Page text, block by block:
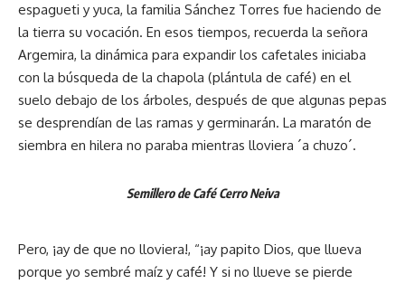
espagueti y yuca, la familia Sánchez Torres fue haciendo de
la tierra su vocación. En esos tiempos, recuerda la señora
Argemira, la dinámica para expandir los cafetales iniciaba
con la búsqueda de la chapola (plántula de café) en el
suelo debajo de los árboles, después de que algunas pepas
se desprendían de las ramas y germinarán. La maratón de
siembra en hilera no paraba mientras lloviera ´a chuzo´.
Semillero de Café Cerro Neiva
Pero, ¡ay de que no lloviera!, “¡ay papito Dios, que llueva
porque yo sembré maíz y café! Y si no llueve se pierde